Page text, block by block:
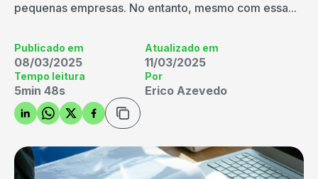
pequenas empresas. No entanto, mesmo com essa...
Publicado em
08/03/2025
Atualizado em
11/03/2025
Tempo leitura
5min 48s
Por
Erico Azevedo